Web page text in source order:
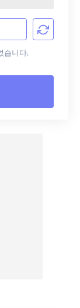
습니다.